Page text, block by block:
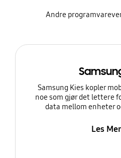
Andre
Samsung Kies kopler
noe som gjør det lettere
data mellom enheter
Les Mer